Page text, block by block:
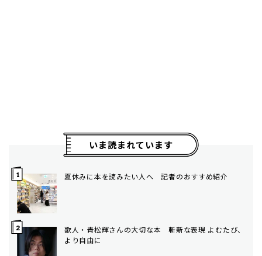
いま読まれています
夏休みに本を読みたい人へ 記者のおすすめ紹介
歌人・青松輝さんの大切な本 斬新な表現 よむたび、
より自由に